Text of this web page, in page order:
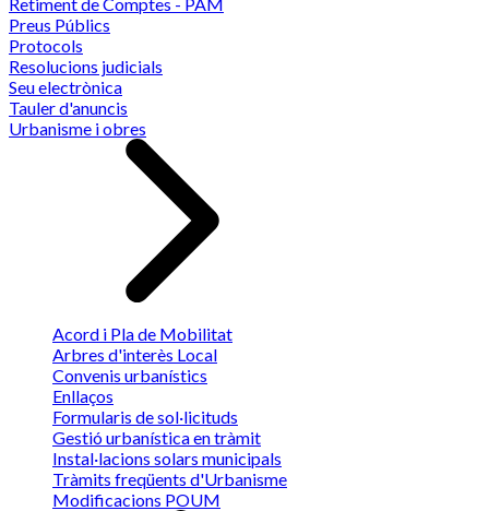
Preus Públics
Protocols
Resolucions judicials
Seu electrònica
Tauler d'anuncis
Urbanisme i obres
Acord i Pla de Mobilitat
Arbres d'interès Local
Convenis urbanístics
Enllaços
Formularis de sol·licituds
Gestió urbanística en tràmit
Instal·lacions solars municipals
Tràmits freqüents d'Urbanisme
Modificacions POUM